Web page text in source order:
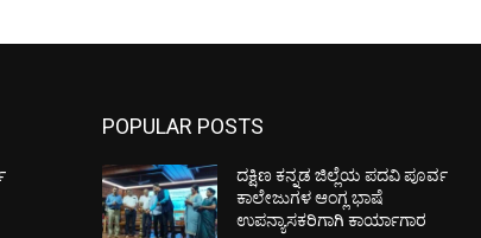
POPULAR POSTS
ದಕ್ಷಿಣ ಕನ್ನಡ ಜಿಲ್ಲೆಯ ಪದವಿ ಪೂರ್ವ
ಕಾಲೇಜುಗಳ ಆಂಗ್ಲ ಭಾಷೆ
ಉಪನ್ಯಾಸಕರಿಗಾಗಿ ಕಾರ್ಯಾಗಾರ